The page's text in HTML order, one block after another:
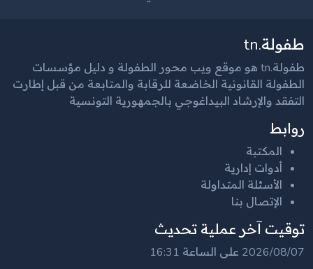
طفولة.tn
طفولة.tn هو موقع ويب محور الطفولة و دليل مؤسسات
الطفولة القانونية الخاضعة للرقابة والمتابعة من قبل إطارت
التفقد والإرشاد البيداغوجي بالجمهورية التونسية
روابط
المكتبة
أدوات إدارية
الأسئلة المتداولة
الإتصال بنا
توقيت آخر عملية تحديث
2026/08/07 على الساعة 16:31